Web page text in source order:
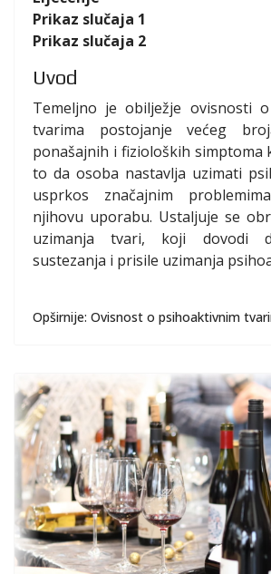
Prikaz slučaja 1
Prikaz slučaja 2
Uvod
Temeljno je obilježje ovisnosti
tvarima postojanje većeg
ponašajnih i fizioloških simptoma
to da osoba nastavlja uzimati
usprkos značajnim
njihovu uporabu. Ustaljuje se
uzimanja tvari, koji dovodi
sustezanja i prisile uzimanja
Opširnije: Ovisnost o psihoaktivnim